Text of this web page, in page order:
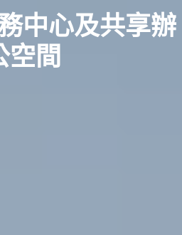
中心及共享辦
空間